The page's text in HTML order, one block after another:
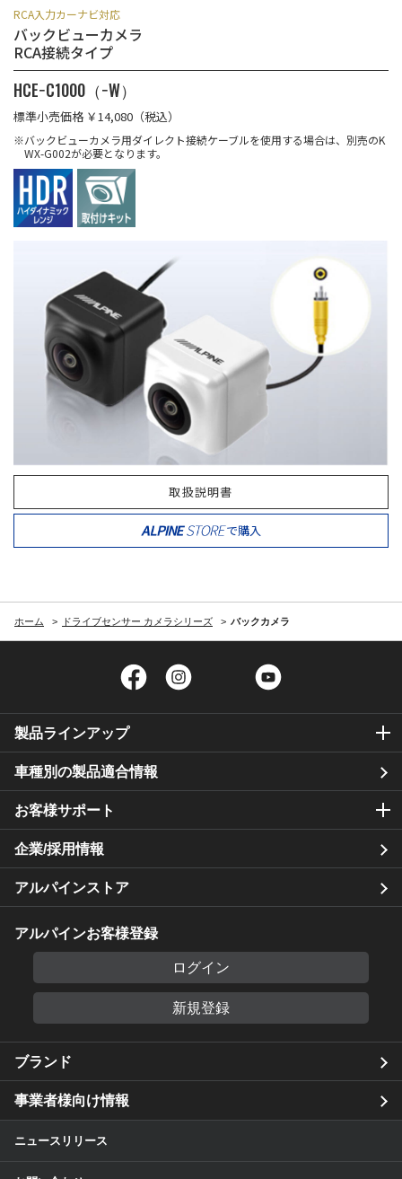
RCA入力カーナビ対応
バックビューカメラ
RCA接続タイプ
HCE−C1000（−W）
標準小売価格 ￥14,080（税込）
※バックビューカメラ用ダイレクト接続ケーブルを使用する場合は、別売のK
WX-G002が必要となります。
取扱説明書
で購入
ホーム ドライブセンサー カメラシリーズ バックカメラ
Facebook Twitter
製品ラインアップ
車種別の製品適合情報
お客様サポート
企業/採用情報
アルパインストア
アルパインお客様登録
ログイン
新規登録
ブランド
事業者様向け情報
ニュースリリース